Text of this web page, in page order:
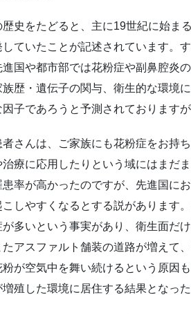
史をたどると、主に19世紀に始ま
ていたことが記述されています。
国や都市部では花粉症や副鼻腔炎
族歴・遺伝子の関与、衛生的な環境
子であろうと予測されております
さんは、ご家族にも花粉症をお持
治療に応用したりという域にはまだ
率が高かったのですが、先進国に
こしやすくなるとする説があります
多いという事実があり、衛生面だ
たアスファルト舗装の道路が増えて
粉が空気中を舞い続けるという原因
殖した環境に居住する結果となっ